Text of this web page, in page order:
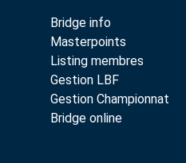
Bridge info
Masterpoints
Listing membres
Gestion LBF
Gestion Championnat
Bridge online